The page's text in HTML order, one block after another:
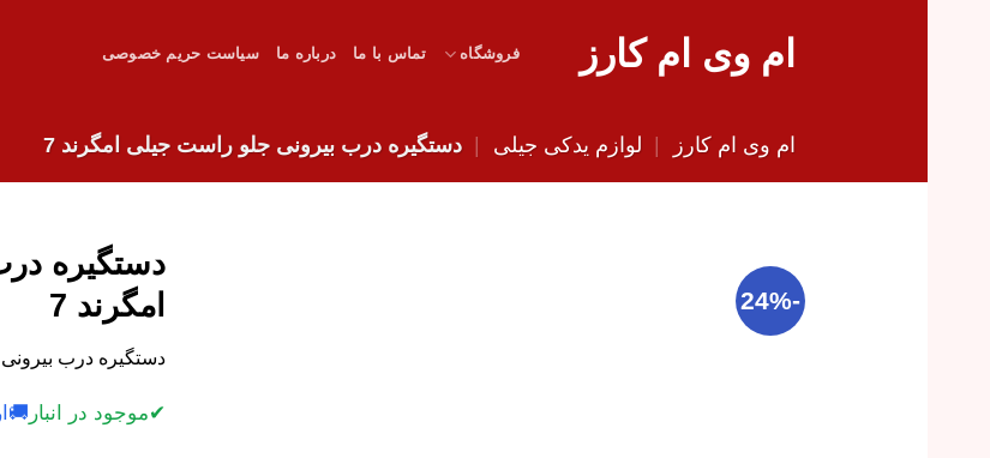
ام وی ام کارز فروشگاه تماس با ما درباره ما سیاست حریم خصوصی
ام وی ام کارز | لوازم یدکی جیلی | دستگیره درب بیرونی جلو راست جیلی امگرند 7
-24%
دستگیره
امگرند 7
دستگیره درب بیرونی جلو راست
✔موجود در انبار 🚚